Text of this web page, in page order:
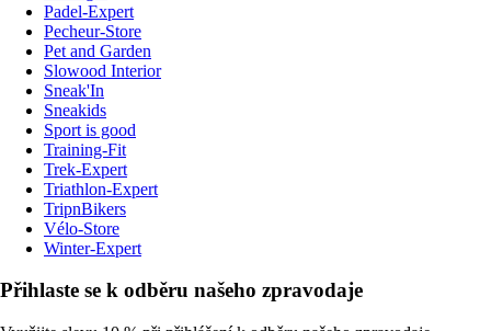
Padel-Expert
Pecheur-Store
Pet and Garden
Slowood Interior
Sneak'In
Sneakids
Sport is good
Training-Fit
Trek-Expert
Triathlon-Expert
TripnBikers
Vélo-Store
Winter-Expert
Přihlaste se k odběru našeho zpravodaje